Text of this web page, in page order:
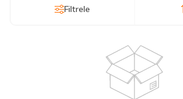
Filtrele